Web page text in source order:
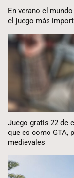
En verano el
el juego más
Juego gratis 22 de
que es como GTA,
medievales